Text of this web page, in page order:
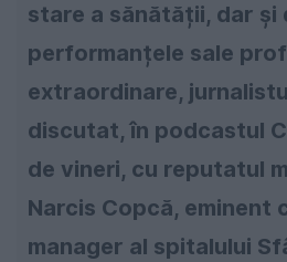
stare a sănătății, dar și
performanțele sale
extraordinare,
discutat, în podcastul
de vineri, cu reputatul
Narcis Copcă, eminent
manager al spitalului